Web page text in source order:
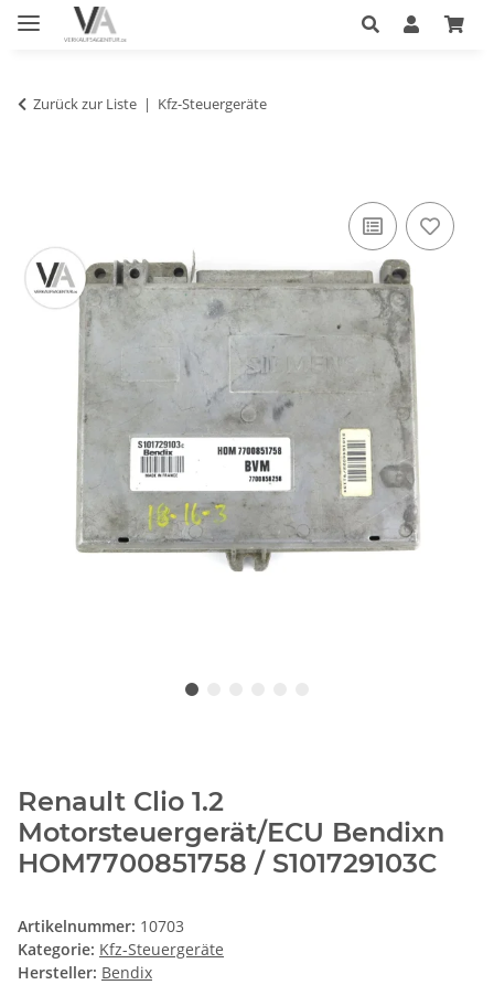
Zurück zur Liste Kfz-Steuergeräte
Renault Clio 1.2
Motorsteuergerät/ECU Bendixn
HOM7700851758 / S101729103C
Artikelnummer: 10703
Kategorie: Kfz-Steuergeräte
Hersteller: Bendix